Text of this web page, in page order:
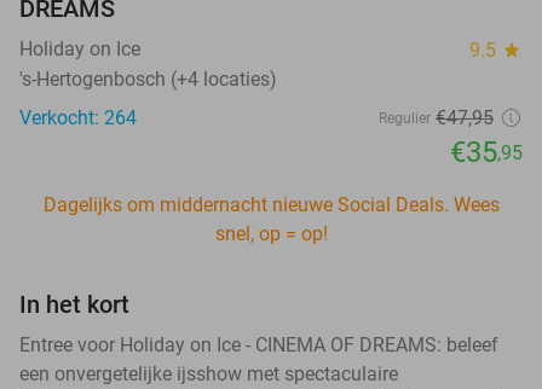
DREAMS
Holiday on Ice 9.5 star
's-Hertogenbosch (+4 locaties)
Verkocht: 264
Regulier €47,95
€35,95
Dagelijks om middernacht nieuwe Social Deals. Wees
snel, op = op!
In het kort
Entree voor Holiday on Ice - CINEMA OF DREAMS: beleef
een onvergetelijke ijsshow met spectaculaire